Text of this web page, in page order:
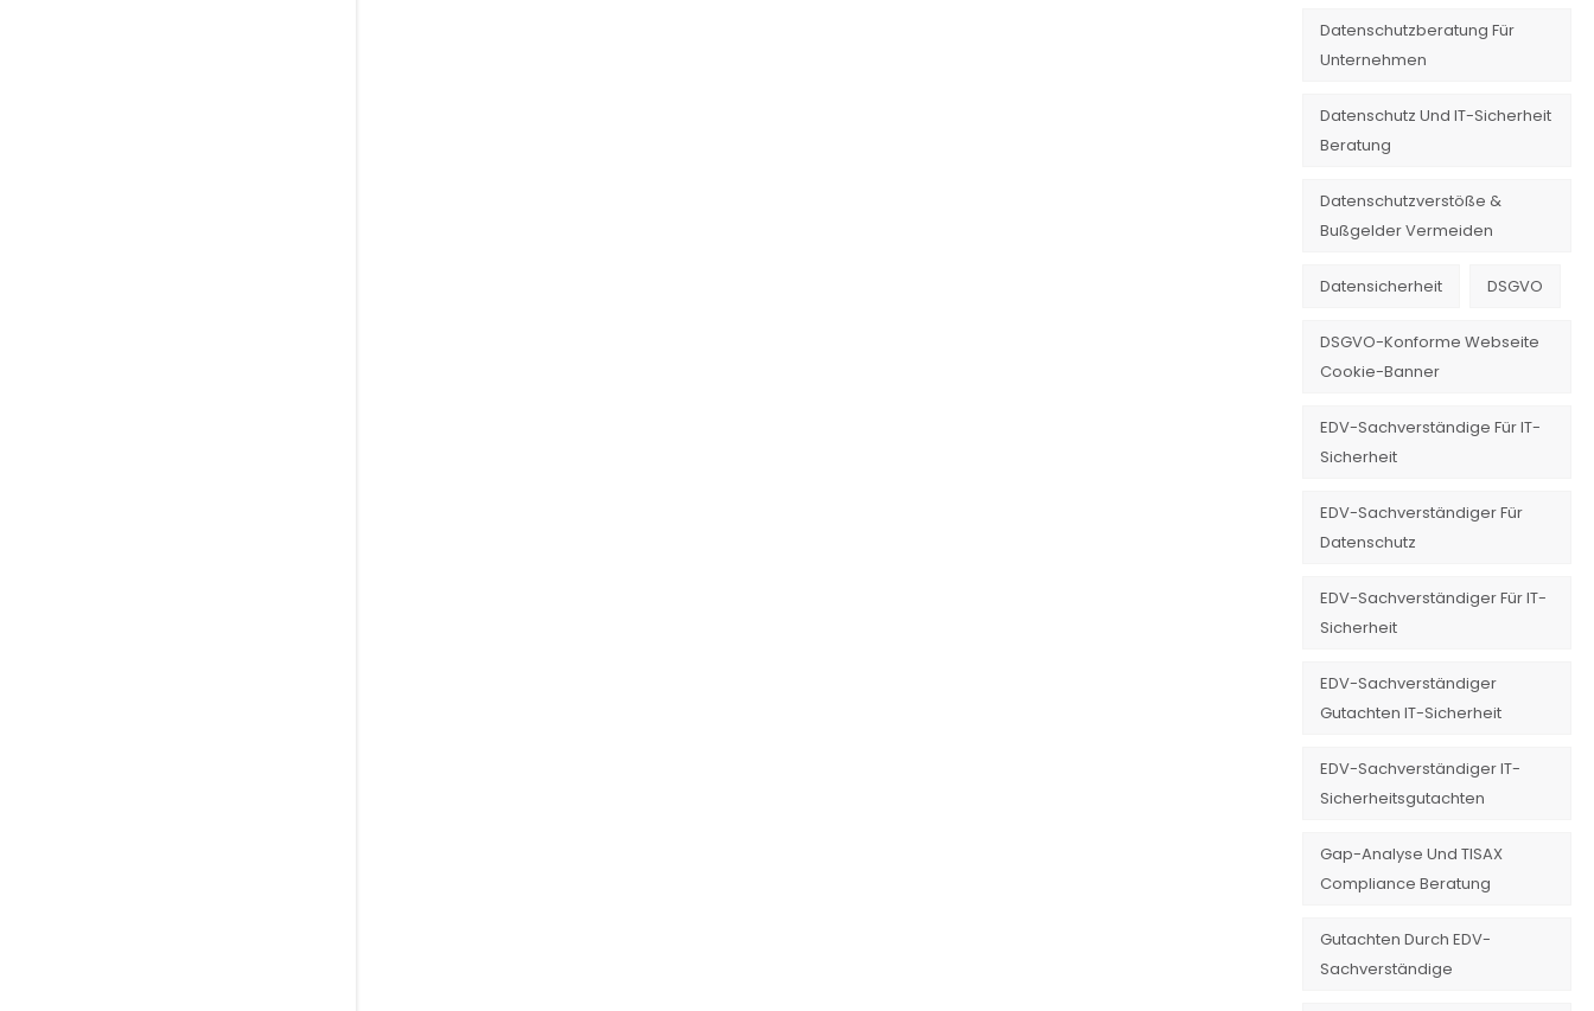
Datenschutzberatung Für
Unternehmen
Datenschutz Und IT-Sicherheit
Beratung
Datenschutzverstöße &
Bußgelder Vermeiden
Datensicherheit DSGVO
DSGVO-Konforme Webseite
Cookie-Banner
EDV-Sachverständige Für IT-
Sicherheit
EDV-Sachverständiger Für
Datenschutz
EDV-Sachverständiger Für IT-
Sicherheit
EDV-Sachverständiger
Gutachten IT-Sicherheit
EDV-Sachverständiger IT-
Sicherheitsgutachten
Gap-Analyse Und TISAX
Compliance Beratung
Gutachten Durch EDV-
Sachverständige